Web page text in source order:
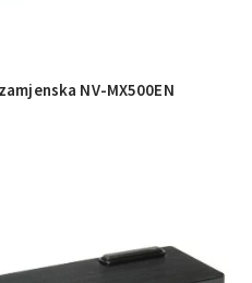
NV-MX500EN